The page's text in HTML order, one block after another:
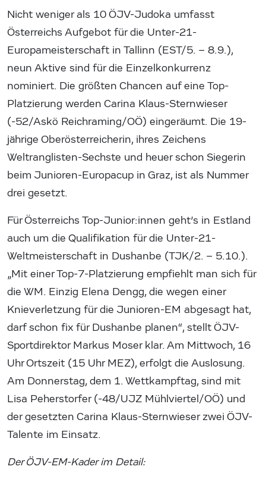
Nicht weniger als 10 ÖJV-Judoka umfasst
Österreichs Aufgebot für die Unter-21-
Europameisterschaft in Tallinn (EST/5. – 8.9.),
neun Aktive sind für die Einzelkonkurrenz
nominiert. Die größten Chancen auf eine Top-
Platzierung werden Carina Klaus-Sternwieser
(-52/Askö Reichraming/OÖ) eingeräumt. Die 19-
jährige Oberösterreicherin, ihres Zeichens
Weltranglisten-Sechste und heuer schon Siegerin
beim Junioren-Europacup in Graz, ist als Nummer
drei gesetzt.
Für Österreichs Top-Junior:innen geht’s in Estland
auch um die Qualifikation für die Unter-21-
Weltmeisterschaft in Dushanbe (TJK/2. – 5.10.).
„Mit einer Top-7-Platzierung empfiehlt man sich für
die WM. Einzig Elena Dengg, die wegen einer
Knieverletzung für die Junioren-EM abgesagt hat,
darf schon fix für Dushanbe planen“, stellt ÖJV-
Sportdirektor Markus Moser klar. Am Mittwoch, 16
Uhr Ortszeit (15 Uhr MEZ), erfolgt die Auslosung.
Am Donnerstag, dem 1. Wettkampftag, sind mit
Lisa Peherstorfer (-48/UJZ Mühlviertel/OÖ) und
der gesetzten Carina Klaus-Sternwieser zwei ÖJV-
Talente im Einsatz.
Der ÖJV-EM-Kader im Detail: